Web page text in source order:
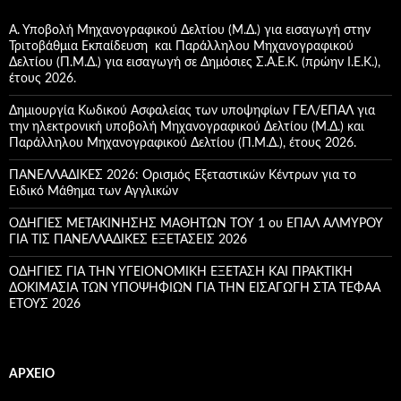
σ
η
γ
ι
α
:
Α. Υποβολή Μηχανογραφικού Δελτίου (Μ.Δ.) για εισαγωγή στην
Τριτοβάθμια Εκπαίδευση και Παράλληλου Μηχανογραφικού
Δελτίου (Π.Μ.Δ.) για εισαγωγή σε Δημόσιες Σ.Α.Ε.Κ. (πρώην Ι.Ε.Κ.),
έτους 2026.
Δημιουργία Κωδικού Ασφαλείας των υποψηφίων ΓΕΛ/ΕΠΑΛ για
την ηλεκτρονική υποβολή Μηχανογραφικού Δελτίου (Μ.Δ.) και
Παράλληλου Μηχανογραφικού Δελτίου (Π.Μ.Δ.), έτους 2026.
ΠΑΝΕΛΛΑΔΙΚΕΣ 2026: Ορισμός Εξεταστικών Κέντρων για το
Ειδικό Μάθημα των Αγγλικών
ΟΔΗΓΙΕΣ ΜΕΤΑΚΙΝΗΣΗΣ ΜΑΘΗΤΩΝ ΤΟΥ 1 ου ΕΠΑΛ ΑΛΜΥΡΟΥ
ΓΙΑ ΤΙΣ ΠΑΝΕΛΛΑΔΙΚΕΣ ΕΞΕΤΑΣΕΙΣ 2026
ΟΔΗΓΙΕΣ ΓΙΑ ΤΗΝ ΥΓΕΙΟΝΟΜΙΚΗ ΕΞΕΤΑΣΗ ΚΑΙ ΠΡΑΚΤΙΚΗ
ΔΟΚΙΜΑΣΙΑ ΤΩΝ ΥΠΟΨΗΦΙΩΝ ΓΙΑ ΤΗΝ ΕΙΣΑΓΩΓΗ ΣΤΑ ΤΕΦΑΑ
ETOYΣ 2026
ΑΡΧΕΊΟ